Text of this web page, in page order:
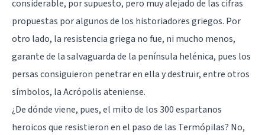
considerable, por supuesto, pero muy alejado de las cifras
propuestas por algunos de los historiadores griegos. Por
otro lado, la resistencia griega no fue, ni mucho menos,
garante de la salvaguarda de la península helénica, pues los
persas consiguieron penetrar en ella y destruir, entre otros
símbolos, la Acrópolis ateniense.
¿De dónde viene, pues, el mito de los 300 espartanos
heroicos que resistieron en el paso de las Termópilas? No,